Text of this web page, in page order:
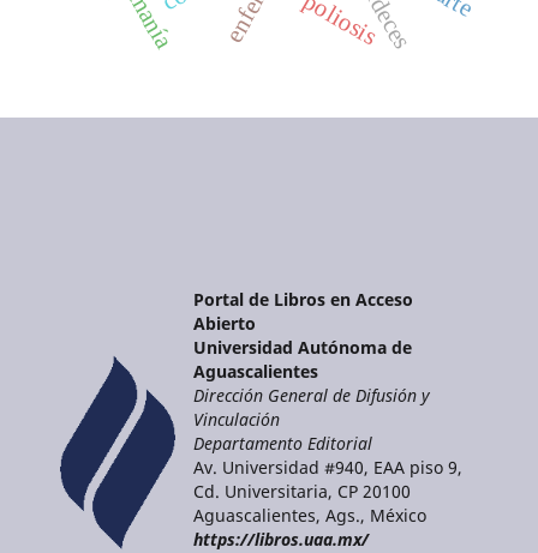
poliosis
Portal de Libros en Acceso
Abierto
Universidad Autónoma de
Aguascalientes
Dirección General de Difusión y
Vinculación
Departamento Editorial
Av. Universidad #940, EAA piso 9,
Cd. Universitaria, CP 20100
Aguascalientes, Ags., México
https://libros.uaa.mx/